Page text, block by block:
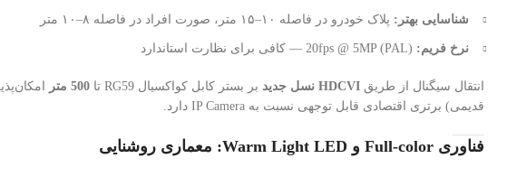
شناسایی بهتر: پلاک خودرو در فاصله ۱۰–۱۵ متر، صورت افراد در فاصله ۸–۱۰ متر
نرخ فریم:
انتقال سیگنال از طریق HDCVI نسل جدید بر بستر کابل کواکسیال RG59 تا 500 متر
قدیمی) برتری اقتصادی قابل توجهی نسبت به IP Camera دارد.
فناوری Full-color و Warm Light LED: معماری روشنایی